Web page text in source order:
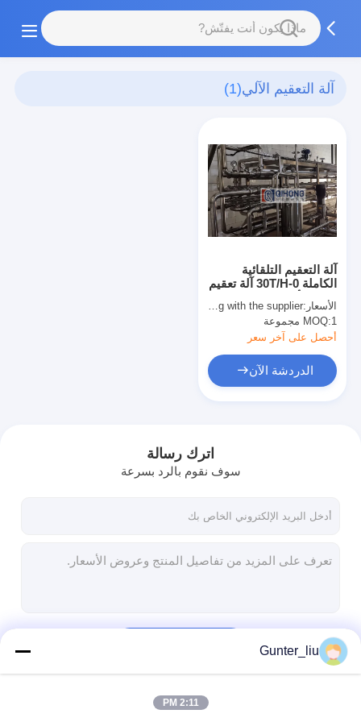
آلة التعقيم الآلي(1)
آلة التعقيم التلقائية
الكاملة 0-30T/H آلة تعقيم
UHT الأنبوبية
الأسعار:To be quoted when contacting with the supplier
MOQ:1 مجموعة
أحصل على آخر سعر
الدردشة الآن
اترك رسالة
سوف نقوم بالرد بسرعة
Gunter_liu
2:11 PM